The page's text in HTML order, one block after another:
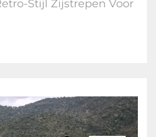
Stijl Zijstrepen Voor